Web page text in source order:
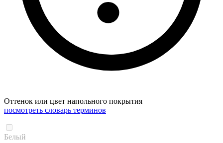
Оттенок или цвет напольного покрытия
посмотреть словарь терминов
Белый